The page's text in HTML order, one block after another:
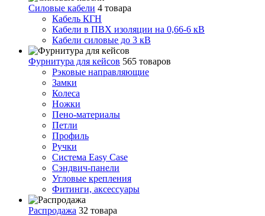
Силовые кабели 4 товара
Кабель КГН
Кабели в ПВХ изоляции на 0,66-6 кВ
Кабели силовые до 3 кВ
Фурнитура для кейсов 565 товаров
Рэковые направляющие
Замки
Колеса
Ножки
Пено-материалы
Петли
Профиль
Ручки
Система Easy Case
Сэндвич-панели
Угловые крепления
Фитинги, аксессуары
Распродажа 32 товара